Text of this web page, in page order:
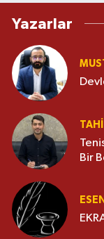
Yazarlar
Bir